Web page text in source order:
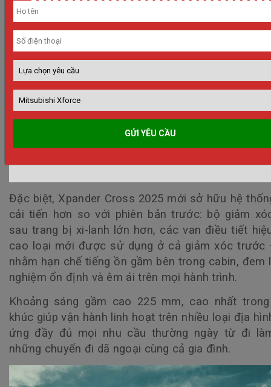
Đặc biệt, Xpander Cross 2025 mới sở hữu hệ
cải tiến hơn so với phiên bản trước: bộ giảm
sau trang bị xi-lanh lớn hơn, các van điều tiết
cao loại mới được sử dụng ở cả giảm xóc trước
nhằm hạn chế tiếng ồn gầm bên trong cabin, đem
nghiệm ổn định và êm ái trên mọi hành trình.
Khoảng sáng gầm cao 225 mm, cao nhất
khúc giúp vận hành linh hoạt trên nhiều loại địa
ứng đầy đủ mọi nhu cầu thường ngày từ đi
những chuyến đi dã ngoại cùng cả gia đình.